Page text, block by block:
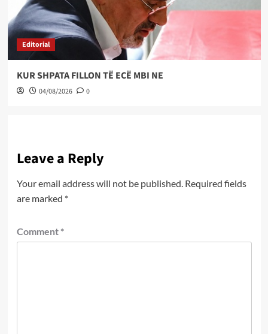
Editorial
KUR SHPATA FILLON TË ECË MBI NE
04/08/2026 0
Leave a Reply
Your email address will not be published. Required fields
are marked *
Comment *